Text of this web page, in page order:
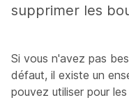
supprimer les
Si vous n'avez pas
défaut, il existe un
pouvez utiliser pour